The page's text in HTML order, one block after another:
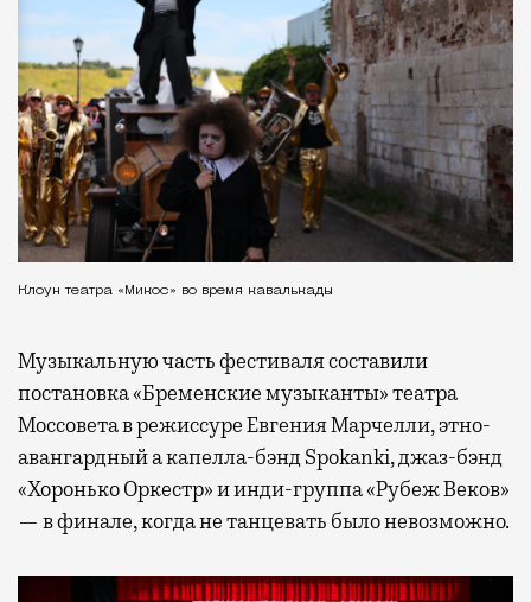
Клоун театра «Микос» во время кавалькады
Музыкальную часть фестиваля составили
постановка «Бременские музыканты» театра
Моссовета в режиссуре Евгения Марчелли, этно-
авангардный а капелла-бэнд Spokanki, джаз-бэнд
«Хоронько Оркестр» и инди-группа «Рубеж Веков»
— в финале, когда не танцевать было невозможно.